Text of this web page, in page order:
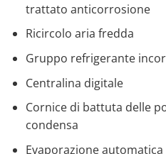
trattato anticorrosione
Ricircolo aria fredda
Gruppo refrigerante
Centralina digitale
Cornice di battuta delle
condensa
Evaporazione automatica